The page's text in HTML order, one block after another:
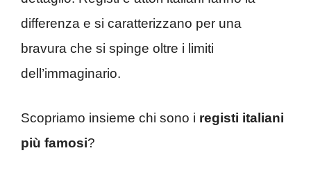
differenza e si caratterizzano per una
bravura che si spinge oltre i limiti
dell’immaginario.
Scopriamo insieme chi sono i registi italiani
più famosi?